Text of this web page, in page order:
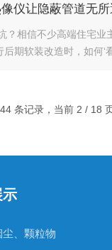
仪让隐蔽管道无
相信不少高端住宅
期软装改造时，如何‘
条记录，当前 2 / 18
示
、颗粒物